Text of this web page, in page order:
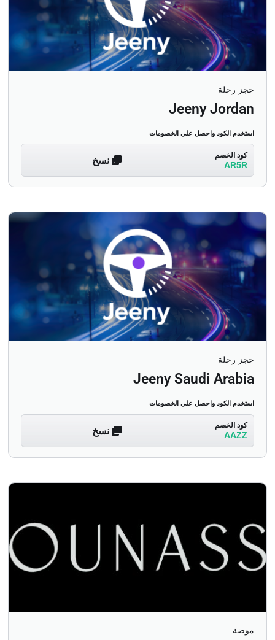
حجز رحلة
Jeeny Jordan
استخدم الكود واحصل علي الخصومات
كود الخصم
AR5R
حجز رحلة
Jeeny Saudi Arabia
استخدم الكود واحصل علي الخصومات
كود الخصم
AAZZ
موضة